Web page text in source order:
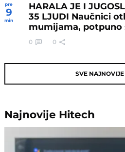
pre
9
min
HARALA JE I
35 LJUDI Naučnici
mumijama, potpuno
0 0
SVE NAJNOVIJE
Najnovije Hitech